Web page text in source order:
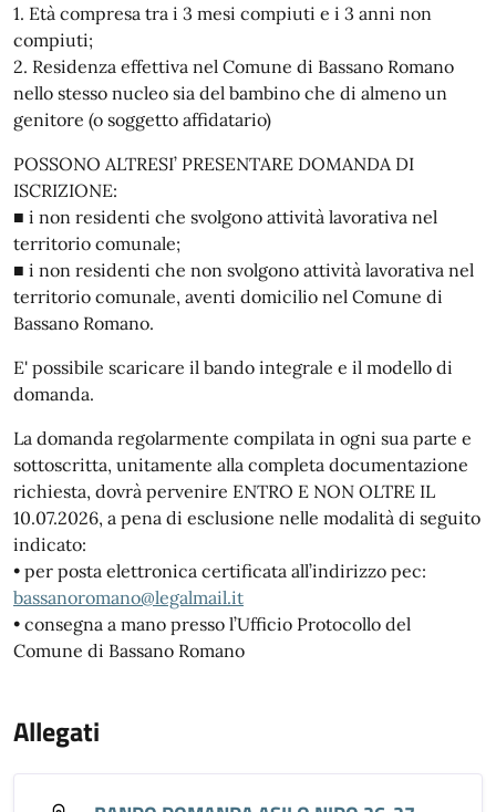
1. Età compresa tra i 3 mesi compiuti e i 3 anni non
compiuti;
2. Residenza effettiva nel Comune di Bassano Romano
nello stesso nucleo sia del bambino che di almeno un
genitore (o soggetto affidatario)
POSSONO ALTRESI’ PRESENTARE DOMANDA DI
ISCRIZIONE:
■ i non residenti che svolgono attività lavorativa nel
territorio comunale;
■ i non residenti che non svolgono attività lavorativa nel
territorio comunale, aventi domicilio nel Comune di
Bassano Romano.
E' possibile scaricare il bando integrale e il modello di
domanda.
La domanda regolarmente compilata in ogni sua parte e
sottoscritta, unitamente alla completa documentazione
richiesta, dovrà pervenire ENTRO E NON OLTRE IL
10.07.2026, a pena di esclusione nelle modalità di seguito
indicato:
• per posta elettronica certificata all’indirizzo pec:
bassanoromano@legalmail.it
• consegna a mano presso l’Ufficio Protocollo del
Comune di Bassano Romano
Allegati